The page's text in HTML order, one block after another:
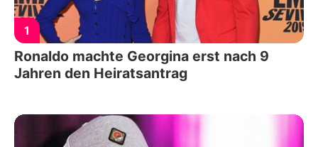
1
Ronaldo machte Georgina erst nach 9
Jahren den Heiratsantrag